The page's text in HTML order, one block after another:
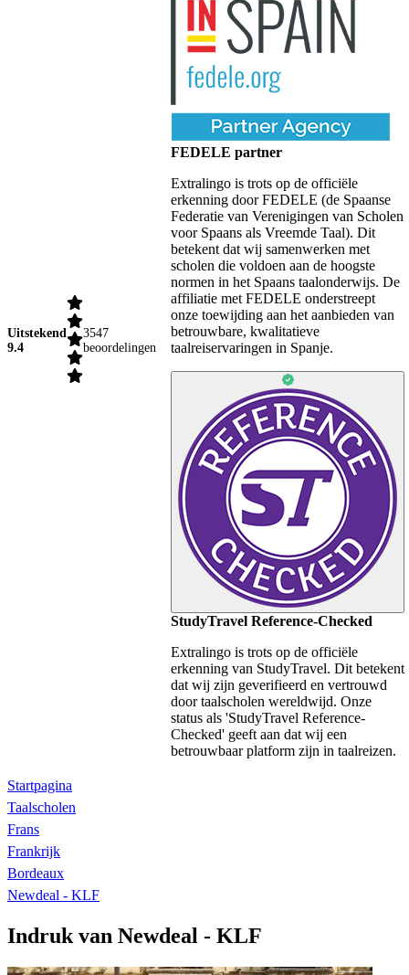
Uitstekend
9.4
3547
beoordelingen
FEDELE partner
Extralingo is trots op de officiële
erkenning door FEDELE (de Spaanse
Federatie van Verenigingen van Scholen
voor Spaans als Vreemde Taal). Dit
betekent dat wij samenwerken met
scholen die voldoen aan de hoogste
normen in het Spaans taalonderwijs. De
affiliatie met FEDELE onderstreept
onze toewijding aan het aanbieden van
betrouwbare, kwalitatieve
taalreiservaringen in Spanje.
StudyTravel Reference-Checked
Extralingo is trots op de officiële
erkenning van StudyTravel. Dit betekent
dat wij zijn geverifieerd en vertrouwd
door taalscholen wereldwijd. Onze
status als 'StudyTravel Reference-
Checked' geeft aan dat wij een
betrouwbaar platform zijn in taalreizen.
Startpagina
Taalscholen
Frans
Frankrijk
Bordeaux
Newdeal - KLF
Indruk van Newdeal - KLF